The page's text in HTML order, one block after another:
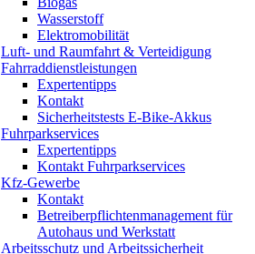
Wasserstoff
Elektromobilität
Luft- und Raumfahrt & Verteidigung
Fahrraddienstleistungen
Expertentipps
Kontakt
Sicherheitstests E-Bike-Akkus
Fuhrparkservices
Expertentipps
Kontakt Fuhrparkservices
Kfz-Gewerbe
Kontakt
Betreiberpflichtenmanagement für
Autohaus und Werkstatt
Arbeitsschutz und Arbeitssicherheit